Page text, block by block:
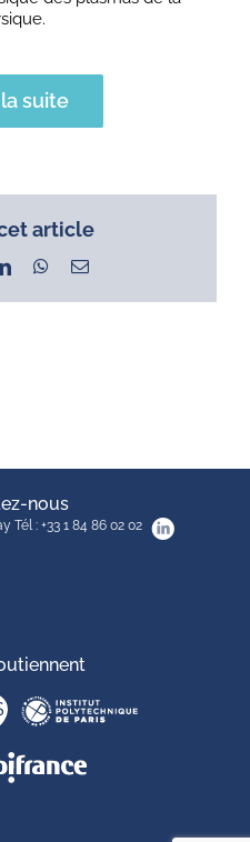
suite
article
LinkedInWhatsApp
Email
nous
Tél : +33 1 84 86 02 02